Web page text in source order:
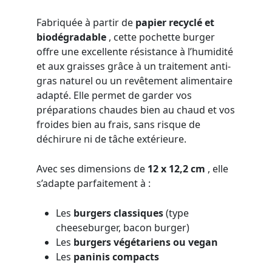
Fabriquée à partir de papier recyclé et
biodégradable , cette pochette burger
offre une excellente résistance à l’humidité
et aux graisses grâce à un traitement anti-
gras naturel ou un revêtement alimentaire
adapté. Elle permet de garder vos
préparations chaudes bien au chaud et vos
froides bien au frais, sans risque de
déchirure ni de tâche extérieure.
Avec ses dimensions de 12 x 12,2 cm , elle
s’adapte parfaitement à :
Les burgers classiques(type
cheeseburger, bacon burger)
Les burgers végétariens ou vegan
Les paninis compacts